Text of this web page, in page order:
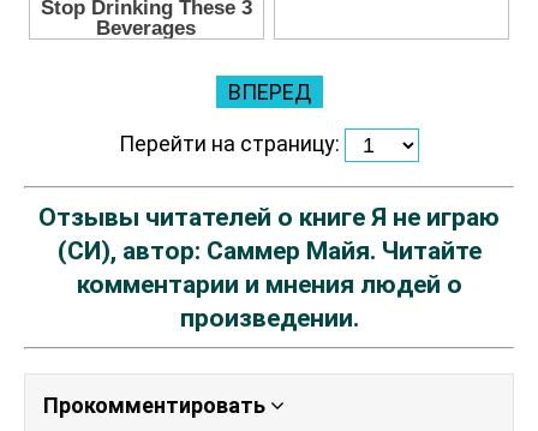
ВПЕРЕД
Перейти на страницу:
Отзывы читателей о книге Я не играю
(СИ), автор: Саммер Майя. Читайте
комментарии и мнения людей о
произведении.
Прокомментировать